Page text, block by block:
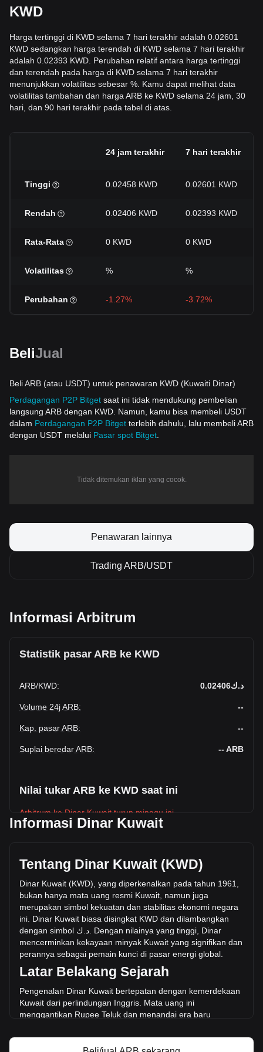
KWD
Harga tertinggi di KWD selama 7 hari terakhir adalah 0.02601
KWD sedangkan harga terendah di KWD selama 7 hari terakhir
adalah 0.02393 KWD. Perubahan relatif antara harga tertinggi
dan terendah pada harga di KWD selama 7 hari terakhir
menunjukkan volatilitas sebesar %. Kamu dapat melihat data
volatilitas tambahan dan harga ARB ke KWD selama 24 jam, 30
hari, dan 90 hari terakhir pada tabel di atas.
24 jam terakhir 7 hari terakhir
Tinggi 0.02458 KWD 0.02601 KWD
Rendah 0.02406 KWD 0.02393 KWD
Rata-Rata 0 KWD 0 KWD
Volatilitas % %
Perubahan -1.27% -3.72%
BeliJual
Beli ARB (atau USDT) untuk penawaran KWD (Kuwaiti Dinar)
Perdagangan P2P Bitget saat ini tidak mendukung pembelian
langsung ARB dengan KWD. Namun, kamu bisa membeli USDT
dalam Perdagangan P2P Bitget terlebih dahulu, lalu membeli ARB
dengan USDT melalui Pasar spot Bitget
Tidak ditemukan iklan yang cocok.
Penawaran lainnya
Trading ARB/USDT
Informasi Arbitrum
Statistik pasar ARB ke KWD
ARB/KWD: د.ك0.02406
Volume 24j ARB: --
Kap. pasar ARB: --
Suplai beredar ARB: -- ARB
Nilai tukar ARB ke KWD saat ini
Arbitrum ke Dinar Kuwait turun minggu ini.
berdasarkan suplai beredar sebanyak -- ARB. Volume
perdagangan sebesar Arbitrum telah berubah --% (د.ك--
KWD) dalam 24 jam terakhir. Pada hari perdagangan
terakhir, volume perdagangan ARB adalah د.ك--.
Info lebih lanjut tentang Arbitrum di Bitget
Harga Arbitrum
Prediksi harga Arbitrum
Apa itu Arbitrum (ARB)
Kalkulator profit Arbitrum
Informasi Dinar Kuwait
Tentang Dinar Kuwait (KWD)
Dinar Kuwait (KWD), yang diperkenalkan pada tahun 1961,
bukan hanya mata uang resmi Kuwait, namun juga
merupakan simbol kekuatan dan stabilitas ekonomi negara
ini. Dinar Kuwait biasa disingkat KWD dan dilambangkan
dengan simbol
د ك . Dengan nilainya yang tinggi, Dinar
mencerminkan kekayaan minyak Kuwait yang signifikan dan
perannya sebagai pemain kunci di pasar energi global.
Latar Belakang Sejarah
Pengenalan Dinar Kuwait bertepatan dengan kemerdekaan
Kuwait dari perlindungan Inggris. Mata uang ini
menggantikan Rupee Teluk dan menandai era baru
politik yang baru saja dicapai oleh negara ini. Dinar awalnya
dipatok ke Pound Inggris dan kemudian ke sekeranjang